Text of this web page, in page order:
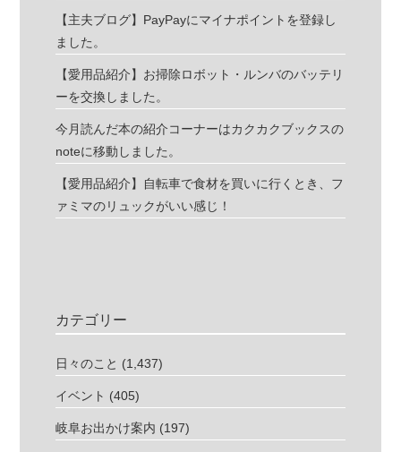
【主夫ブログ】PayPayにマイナポイントを登録し
ました。
【愛用品紹介】お掃除ロボット・ルンバのバッテリ
ーを交換しました。
今月読んだ本の紹介コーナーはカクカクブックスの
noteに移動しました。
【愛用品紹介】自転車で食材を買いに行くとき、フ
ァミマのリュックがいい感じ！
カテゴリー
日々のこと (1,437)
イベント (405)
岐阜お出かけ案内 (197)